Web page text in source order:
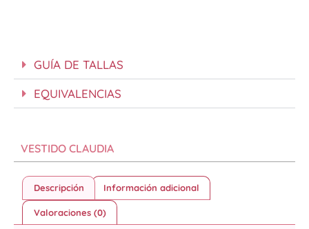
GUÍA DE TALLAS
EQUIVALENCIAS
VESTIDO CLAUDIA
Descripción Información adicional
Valoraciones (0)